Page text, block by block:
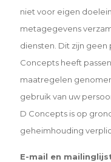
niet voor eigen
metagegevens
diensten. Dit zijn
Concepts heeft
maatregelen
gebruik van uw
D Concepts is op
geheimhouding
E-mail en